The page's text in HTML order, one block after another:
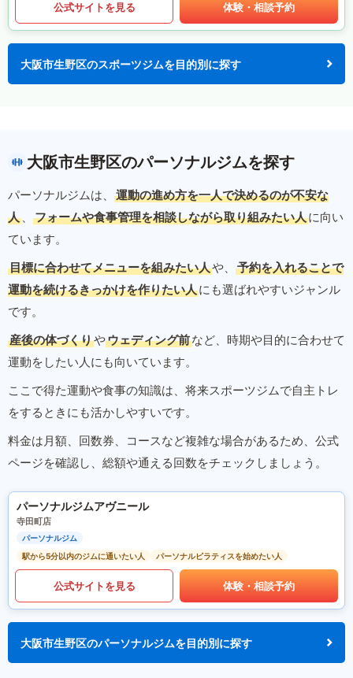
公式サイトを見る 体験・相談予約
大阪市生野区のスポーツジムを目的別に探す
大阪市生野区のパーソナルジムを探す
パーソナルジムは、
運動の進め方を一人で決めるのが不安な
人 、 フォームや食事管理を相談しながら取り組みたい人に向い
ています。
目標に合わせてメニューを組みたい人や、
予約を入れることで
運動を続けるきっかけを作りたい人にも選ばれやすいジャンル
です。
産後の体づくりやウェディング前など、時期や目的に合わせて
運動をしたい人にも向いています。
ここで得た運動や食事の知識は、将来スポーツジムで自主トレ
をするときにも活かしやすいです。
料金は月額、回数券、コースなど複雑な場合があるため、公式
ページを確認し、総額や通える回数をチェックしましょう。
パーソナルジムアヴニール
寺田町店
パーソナルジム
駅から5分以内のジムに通いたい人
パーソナルピラティスを始めたい人
公式サイトを見る 体験・相談予約
大阪市生野区のパーソナルジムを目的別に探す